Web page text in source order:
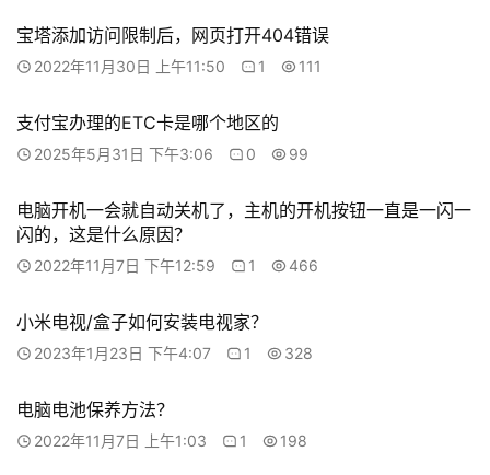
码
游
攻
知
识
答
在
线
宝塔添加访问限制后，网页打开404错误
2022年11月30日 上午11:50 1 111
支付宝办理的ETC卡是哪个地区的
2025年5月31日 下午3:06 0 99
电脑开机一会就自动关机了，主机的开机按钮一直是一闪一
闪的，这是什么原因？
2022年11月7日 下午12:59 1 466
小米电视/盒子如何安装电视家？
2023年1月23日 下午4:07 1 328
电脑电池保养方法？
2022年11月7日 上午1:03 1 198